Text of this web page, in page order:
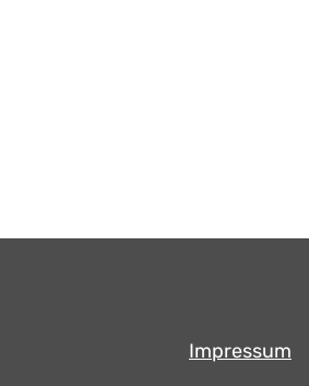
Impressum